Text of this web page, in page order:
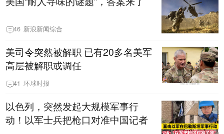
46 新浪新闻综合
美司令突然被解职 已有20多名美军
高层被解职或调任
41 环球时报
以色列，突然发起大规模军事行
动！以军士兵把枪口对准中国记者